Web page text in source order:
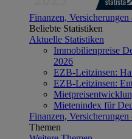
Finanzen,
Beliebte Statistiken
Aktuelle Statistiken
Immobilienpreise
2026
EZB-Leitzinsen:
EZB-Leitzinsen:
Mietenindex für
Finanzen,
Themen